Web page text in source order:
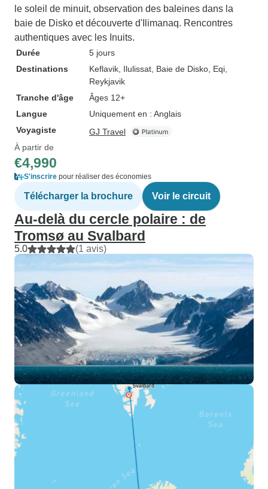
le soleil de minuit, observation des baleines dans la
baie de Disko et découverte d'Ilimanaq. Rencontres
authentiques avec les Inuits.
Durée
5 jours
Destinations
Keflavik , Ilulissat , Baie de Disko , Eqi
Reykjavik
Tranche d'âge
Âges 12+
Langue
Uniquement en : Anglais
Voyagiste
GJ Travel
À partir de
€4,990
S'inscrire pour réaliser des économies
Télécharger la brochure Voir le circuit
Au-delà du cercle polaire : de
Tromsø au Svalbard
5.0 (1 avis)